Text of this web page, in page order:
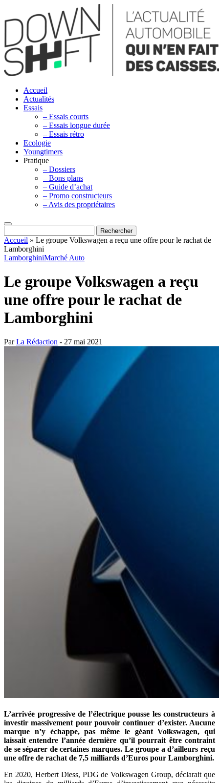
Accueil
Actualités
Essais
– Essais courts
– Essais longue durée
– Essais rétro
Ecologie
Youngtimers
Pratique
– Dossiers
– Bons plans
– Guide d’achat
– Promo constructeurs
– Avis des propriétaires
Accueil » Le groupe Volkswagen a reçu une offre pour le rachat de
Lamborghini
LamborghiniMarché Auto
Le groupe Volkswagen a reçu
une offre pour le rachat de
Lamborghini
ParLa Rédaction - 27 mai 2021
L’arrivée progressive de l’électrique pousse les constructeurs à
investir massivement pour pouvoir continuer d’exister. Aucune
marque n’y échappe, pas même le géant Volkswagen, qui
laissait entendre l’année dernière qu’il pourrait être contraint
de se séparer de certaines marques. Le groupe a d’ailleurs reçu
une offre de rachat de 7,5 milliards d’Euros pour Lamborghini.
En 2020, Herbert Diess, PDG de Volkswagen Group, déclarait que